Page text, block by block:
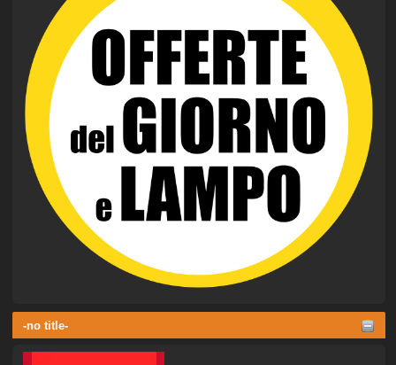
-no title-